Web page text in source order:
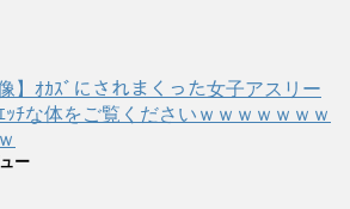
像】ｵｶｽﾞにされまくった女子アスリー
ｯﾁな体をご覧くださいｗｗｗｗｗｗｗ
ー